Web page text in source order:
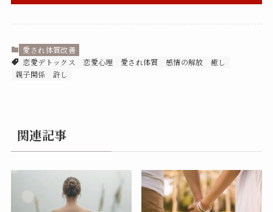
愛され体質改善
恋愛デトックス
恋愛心理 愛され体質 感情の解放
癒し
親子関係
許し
関連記事